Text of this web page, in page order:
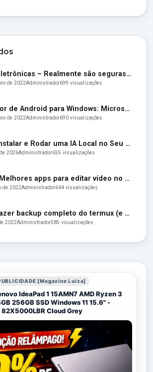
Urnas eletrônicas – Realmente são seguras e confiáveis? Entenda:
de 2022Administrador699 visualizações
Emulador de Android para Windows: Microsoft lança seu emulador oficial de apps Android para o Windows 11
de 2022Administrador690 visualizações
Como Instalar e Rodar uma IA Local no Seu PC em 2026 (Guia Completo para Iniciantes)
2026Administrador655 visualizações
TOP 5: Melhores apps para editar vídeo no Celular em 2022
de 2022Administrador644 visualizações
Como fazer backup completo do termux (e restaurar depois)
2022Administrador585 visualizações
[Magazine Luiza]
IdeaPad 1 15AMN7 AMD Ryzen 3
256GB SSD Windows 11 15.6" -
82X5000LBR Cloud Grey